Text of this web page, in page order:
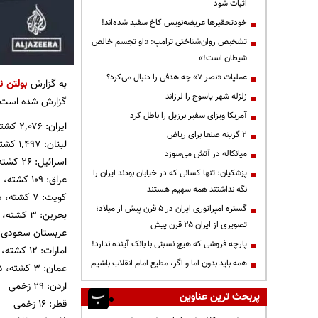
به گزارشبولتن
گزارش شده
ایران: ۲٬۰۷۶ کشته، ۲۶٬۵۰۰ زخمی
لبنان: ۱٬۴۹۷ کشته، ۴٬۶۳۹ زخمی
اسرائیل: ۲۶ کشته، ۷٬۱۸۳ زخمی
عراق: ۱۰۹ کشته، ده‌ها زخمی
کویت: ۷ کشته، ده‌ها زخمی
بحرین: ۳ کشته، ده‌ها زخمی
عربستان سعودی: ۲ کشته، ۲۲
امارات: ۱۲ کشته، ۲۲۱ زخمی
عمان: ۳ کشته، ۱۵ زخمی
اردن: ۲۹ زخمی
قطر: ۱۶ زخمی
اثبات شود
خودتحقیرها عریضه‌نویس کاخ سفید شده‌اند!
تشخیص روان‌شناختی ترامپ: «او تجسم خالص
شیطان است!»
عملیات «نصر ۷» چه هدفی را دنبال می‌کرد؟
زلزله شهر یاسوج را لرزاند
آمریکا ویزای سفیر برزیل را باطل کرد
۲ گزینه صنعا برای ریاض
میانکاله در آتش می‌سوزد
پزشکیان: تنها کسانی که در خیابان بودند ایران را
نگه نداشتند همه سهیم هستند
گستره امپراتوری ایران در ۵ قرن پیش از میلاد؛
تصویری از ایران ۲۵ قرن پیش
پارچه فروشی که هیچ نسبتی با بانک آینده ندارد!
همه باید بدون اما و اگر، مطیع امام انقلاب باشیم
پربحث ترین عناوین